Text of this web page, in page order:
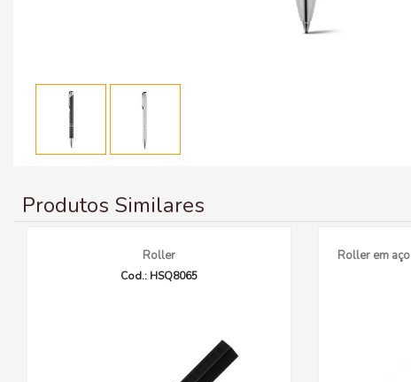
Produtos Similares
Roller
Cod.: HSQ8065
Roller em